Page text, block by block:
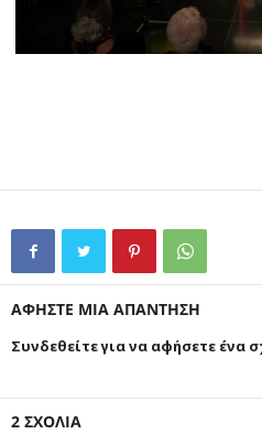
2 ΣΧΟΛΙΑ
ΑΦΗΣΤΕ ΜΙΑ ΑΠΑΝΤΗΣΗ
Συνδεθείτε για να αφήσετε ένα